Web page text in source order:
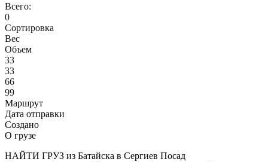
Всего:
0
Сортировка
Вес
Объем
33
33
66
99
Маршрут
Дата отправки
Создано
О грузе
НАЙТИ ГРУЗ из Батайска в Сергиев Посад